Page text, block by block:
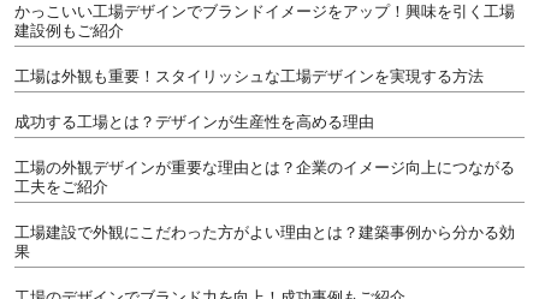
かっこいい工場デザインでブランドイメージをアップ！興味を引く工場
建設例もご紹介
工場は外観も重要！スタイリッシュな工場デザインを実現する方法
成功する工場とは？デザインが生産性を高める理由
工場の外観デザインが重要な理由とは？企業のイメージ向上につながる
工夫をご紹介
工場建設で外観にこだわった方がよい理由とは？建築事例から分かる効
果